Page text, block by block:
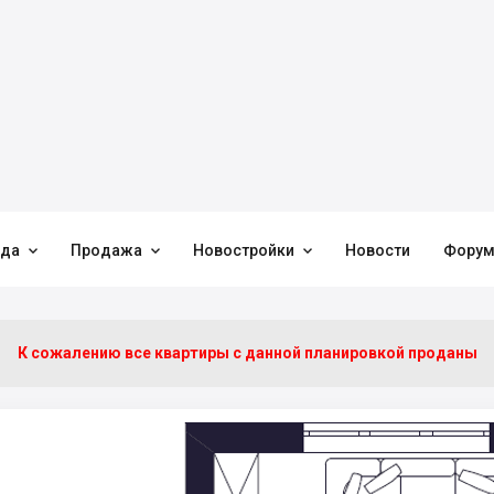
 Продажа  Новостройки  Новости Форум
К сожалению все квартиры c данной планировкой проданы